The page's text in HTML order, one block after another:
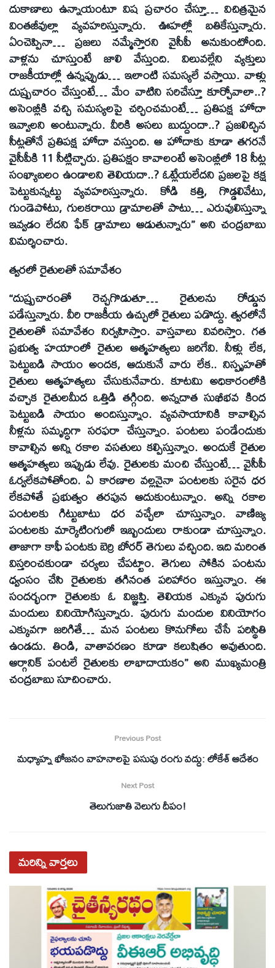
దుకాణాలు ఉన్నాయంటూ విష ప్రచారం చేస్తూ… విచిత్రమైన
వింతజీవుల్లా వ్యవహరిస్తున్నారు. ఊహల్లో బతికేస్తున్నారు.
ఏంచెప్పినా… ప్రజలు నమ్మేస్తారని వైసీపీ అనుకుంటోంది.
వాళ్లను చూస్తుంటే జాలి వేస్తుంది. విలువల్లేని వ్యక్తులు
రాజకీయాల్లో ఉన్నప్పుడు… ఇలాంటి సమస్యలే వస్తాయి. వాళ్లు
దుష్ప్రచారం చేస్తుంటే… మేం వాటిని సరిచేస్తూ కూర్చోవాలా..?
అసెంబ్లీకి వచ్చి సమస్యలపై చర్చించమంటే… ప్రతిపక్ష హోదా
ఇవ్వాలని అంటున్నారు. వీరికి అసలు బుద్దుందా..? ప్రజలిచ్చిన
సీట్లతోనే ప్రతిపక్ష హోదా వస్తుంది. ఆ హోదాకు కూడా తగరనే
వైసీపీకి 11 సీట్లిచ్చారు. ప్రతిపక్షం కావాలంటే అసెంబ్లీలో 18 సీట్ల
సంఖ్యాబలం ఉండాలని తెలియదా..? ఓట్లేయలేదని ప్రజలపై కక్ష
పెట్టుకున్నట్టు వ్యవహరిస్తున్నారు. కోడి కత్తి, గొడ్డలివేటు,
గుండెపోటు, గులకరాయి డ్రామాలతో పాటు… ఎరువులిస్తున్నా
ఇవ్వడం లేదని ఫేక్‌ డ్రామాలు ఆడుతున్నారు’’ అని చంద్రబాబు
విమర్శించారు.
త్వరలో రైతులతో సమావేశం
‘‘దుష్ప్రచారంతో రెచ్చగొడుతూ… రైతులను రోడ్డున
పడేస్తున్నారు. వీరి రాజకీయ ఉచ్చులో రైతులు పడొద్దు. త్వరలోనే
రైతులతో సమావేశం నిర్వహిస్తాం. వాస్తవాలు వివరిస్తాం. గత
ప్రభుత్వ హయాంలో రైతుల ఆత్మహత్యలు జరిగేవి. నీళ్లు లేక,
పెట్టుబడి సాయం అందక, ఆదుకునే వారు లేక.. నిస్పృహతో
రైతులు ఆత్మహత్యలు చేసుకునేవారు. కూటమి అధికారంలోకి
వచ్చాక రైతులమీద ఒత్తిడి తగ్గింది. అన్నదాత సుఖీభవ కింద
పెట్టుబడి సాయం అందిస్తున్నాం. వ్యవసాయానికి కావాల్సిన
నీళ్లను సమృద్ధిగా సరఫరా చేస్తున్నాం. పంటలు పండేందుకు
కావాల్సిన అన్ని రకాల వసతులు కల్పిస్తున్నాం. అందుకే రైతుల
ఆత్మహత్యలు ఇప్పుడు లేవు. రైతులకు మంచి చేస్తుంటే… వైసీపీ
ఓర్వలేకపోతోంది. ఏ కారణాల వల్లనైనా పంటలకు సరైన ధర
లేకపోతే ప్రభుత్వం తరపున ఆదుకుంటున్నాం. అన్ని రకాల
పంటలకు గిట్టుబాటు ధర వచ్చేలా చూస్తున్నాం. వాణిజ్య
పంటలకు మార్కెటింగులో ఇబ్బందులు రాకుండా చూస్తున్నాం.
తాజాగా కాఫీ పంటకు బెర్రి బోరర్‌ తెగులు వచ్చింది. ఇది మరింత
విస్తరించకుండా చర్యలు చేపట్టాం. తెగులు సోకిన పంటను
ధ్వంసం చేసి రైతులకు తగినంత పరిహారం ఇస్తున్నాం. ఈ
సందర్భంగా రైతులకు ఓ విజ్ఞప్తి. తెలియక ఎక్కువ పురుగు
మందులు వినియోగిస్తున్నారు. పురుగు మందుల వినియోగం
ఎక్కువగా జరిగితే… మన పంటలు కొనుగోలు చేసే పరిస్థితి
ఉండదు. తిండి, వాతావరణం కూడా కలుషితం అవుతుంది.
ఆర్గానిక్‌ పంటలే రైతులకు లాభాదాయకం’’ అని ముఖ్యమంత్రి
చంద్రబాబు సూచించారు.
Previous Post
మధ్యాహ్న భోజనం వాహనాలపై పసుపు రంగు వద్దు: లోకేశ్‌ ఆదేశం
Next Post
తెలుగుజాతి వెలుగు దీపం!
మరిన్నివార్తలు